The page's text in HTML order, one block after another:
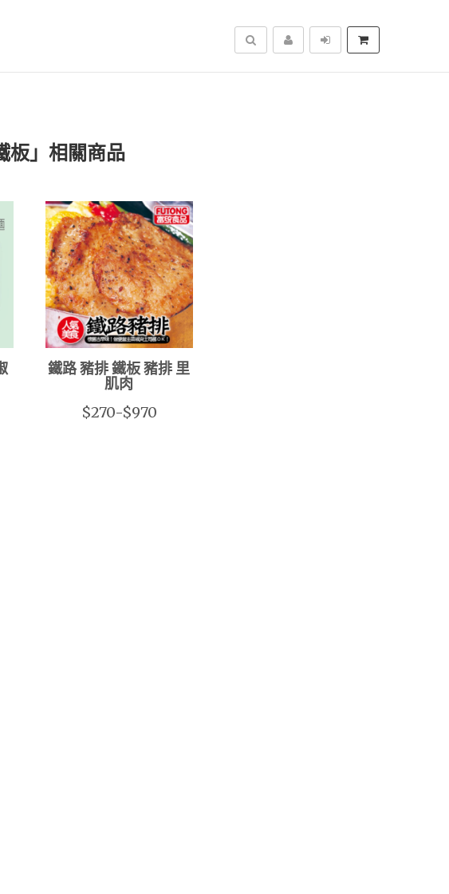
搜尋
板」相關商品
鐵路 豬排 鐵板 豬排 里
肌肉
$270-$970